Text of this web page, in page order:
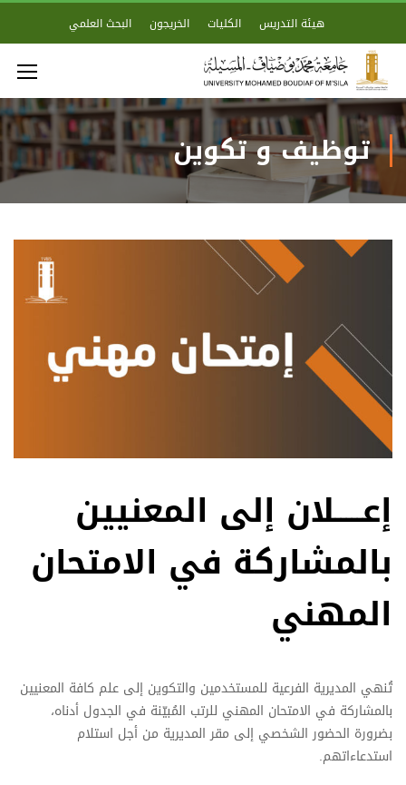
هيئة التدريس الكليات الخريجون البحث العلمي
توظيف و تكوين
إعـــــلان إلى المعنيين
بالمشاركة في الامتحان
المهني
تُنهي المديرية الفرعية للمستخدمين والتكوين إلى علم كافة المعنيين
بالمشاركة في الامتحان المهني للرتب المُبيّنة في الجدول أدناه،
بضرورة الحضور الشخصي إلى مقر المديرية من أجل استلام
استدعاءاتهم.